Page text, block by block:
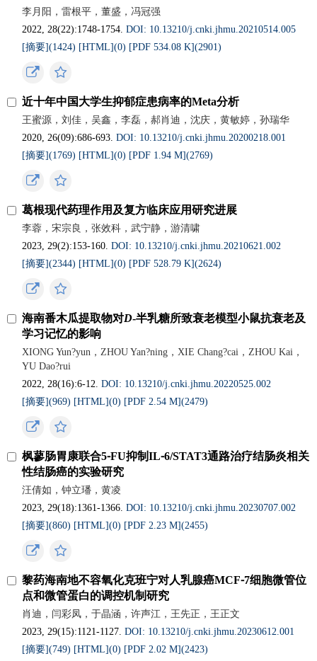
李月阳，雷根平，董盛，冯冠强
2022, 28(22):1748-1754.DOI: 10.13210/j.cnki.jhmu.20210514.005
[摘要](1424) [HTML](0) [PDF 534.08 K](2901)
近十年中国大学生抑郁症患病率的Meta分析
王蜜源，刘佳，吴鑫，李磊，郝肖迪，沈庆，黄敏婷，孙瑞华
2020, 26(09):686-693.DOI: 10.13210/j.cnki.jhmu.20200218.001
[摘要](1769) [HTML](0) [PDF 1.94 M](2769)
葛根现代药理作用及复方临床应用研究进展
李蓉，宋宗良，张效科，武宁静，游清啸
2023, 29(2):153-160.DOI: 10.13210/j.cnki.jhmu.20210621.002
[摘要](2344) [HTML](0) [PDF 528.79 K](2624)
海南番木瓜提取物对D‑半乳糖所致衰老模型小鼠抗衰老及
学习记忆的影响
XIONG Yun?yun，ZHOU Yan?ning，XIE Chang?cai，ZHOU Kai，
YU Dao?rui
2022, 28(16):6-12.DOI: 10.13210/j.cnki.jhmu.20220525.002
[摘要](969) [HTML](0) [PDF 2.54 M](2479)
枫蓼肠胃康联合5⁃FU抑制IL⁃6/STAT3通路治疗结肠炎相关
性结肠癌的实验研究
汪倩如，钟立璠，黄凌
2023, 29(18):1361-1366.DOI: 10.13210/j.cnki.jhmu.20230707.002
[摘要](860) [HTML](0) [PDF 2.23 M](2455)
黎药海南地不容氧化克班宁对人乳腺癌MCF⁃7细胞微管位
点和微管蛋白的调控机制研究
肖迪，闫彩凤，于晶涵，许声江，王先正，王正文
2023, 29(15):1121-1127.DOI: 10.13210/j.cnki.jhmu.20230612.001
[摘要](749) [HTML](0) [PDF 2.02 M](2423)